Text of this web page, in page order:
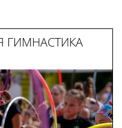
ГИМНАСТИКА